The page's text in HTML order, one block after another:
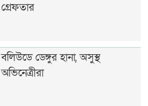
গ্রেফতার
বলিউডে ডেঙ্গুর হানা, অসুস্থ
অভিনেত্রীরা